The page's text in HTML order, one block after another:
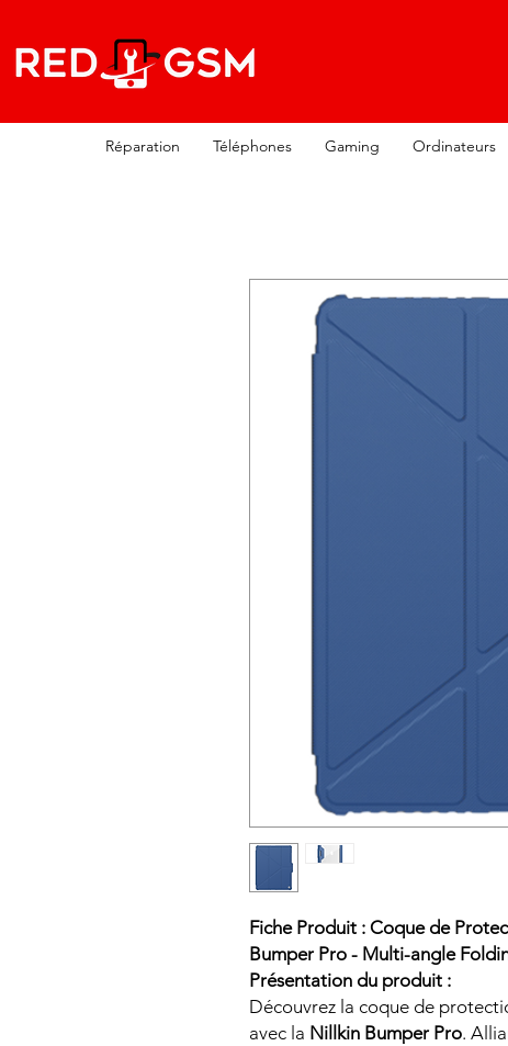
Réparation Téléphones Gaming Ordinateurs
Fiche Produit : Coque de
Bumper Pro - Multi-angle
Présentation du produit :
Découvrez la coque de
avec la Nillkin Bumper Pro.